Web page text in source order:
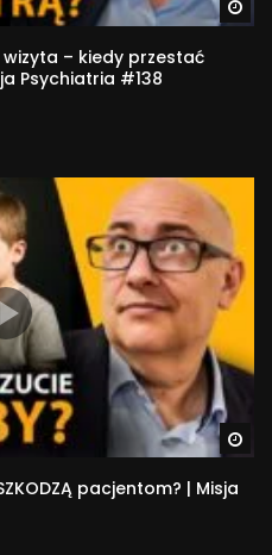
– kiedy przestać
Psychiatria #138
pacjentom? | Misja